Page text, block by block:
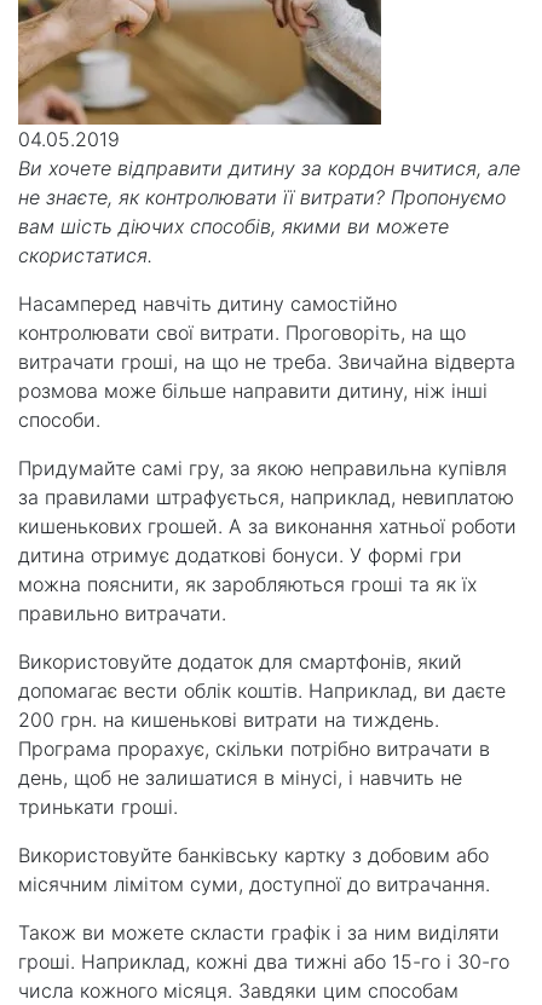
04.05.2019
Ви хочете відправити дитину за кордон вчитися, але
не знаєте, як контролювати її витрати? Пропонуємо
вам шість діючих способів, якими ви можете
скористатися.
Насамперед навчіть дитину самостійно
контролювати свої витрати. Проговоріть, на що
витрачати гроші, на що не треба. Звичайна відверта
розмова може більше направити дитину, ніж інші
способи.
Придумайте самі гру, за якою неправильна купівля
за правилами штрафується, наприклад, невиплатою
кишенькових грошей. А за виконання хатньої роботи
дитина отримує додаткові бонуси. У формі гри
можна пояснити, як заробляються гроші та як їх
правильно витрачати.
Використовуйте додаток для смартфонів, який
допомагає вести облік коштів. Наприклад, ви даєте
200 грн. на кишенькові витрати на тиждень.
Програма прорахує, скільки потрібно витрачати в
день, щоб не залишатися в мінусі, і навчить не
тринькати гроші.
Використовуйте банківську картку з добовим або
місячним лімітом суми, доступної до витрачання.
Також ви можете скласти графік і за ним виділяти
гроші. Наприклад, кожні два тижні або 15-го і 30-го
числа кожного місяця. Завдяки цим способам